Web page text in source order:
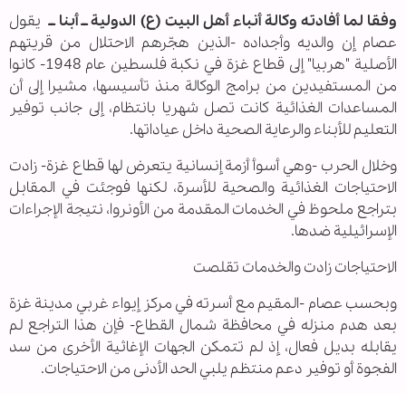
وفقا لما أفادته وكالة أنباء أهل البيت (ع) الدولية ــ أبنا ــ يقول
عصام إن والديه وأجداده -الذين هجّرهم الاحتلال من قريتهم
الأصلية "هربيا" إلى قطاع غزة في نكبة فلسطين عام 1948- كانوا
من المستفيدين من برامج الوكالة منذ تأسيسها، مشيرا إلى أن
المساعدات الغذائية كانت تصل شهريا بانتظام، إلى جانب توفير
التعليم للأبناء والرعاية الصحية داخل عياداتها.
وخلال الحرب -وهي أسوأ أزمة إنسانية يتعرض لها قطاع غزة- زادت
الاحتياجات الغذائية والصحية للأسرة، لكنها فوجئت في المقابل
بتراجع ملحوظ في الخدمات المقدمة من الأونروا، نتيجة الإجراءات
الإسرائيلية ضدها.
الاحتياجات زادت والخدمات تقلصت
وبحسب عصام -المقيم مع أسرته في مركز إيواء غربي مدينة غزة
بعد هدم منزله في محافظة شمال القطاع- فإن هذا التراجع لم
يقابله بديل فعال، إذ لم تتمكن الجهات الإغاثية الأخرى من سد
الفجوة أو توفير دعم منتظم يلبي الحد الأدنى من الاحتياجات.